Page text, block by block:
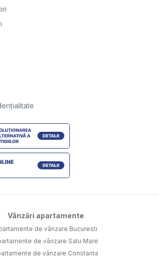
Vânzări apartamente
de vânzare Bucuresti
de vânzare Satu Mare
de vânzare Constanta